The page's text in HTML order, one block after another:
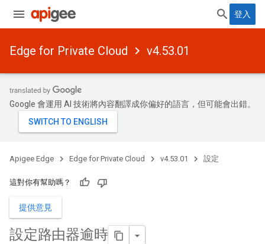
登入
Edge for Private Cloud v4.53.01
Google 會運用 AI 技術將內容翻譯成你偏好的語言，但可能會出錯。
Apigee Edge Edge for Private Cloud v4.53.01 設定
這對你有幫助嗎？
提供意見
設定路由器逾時